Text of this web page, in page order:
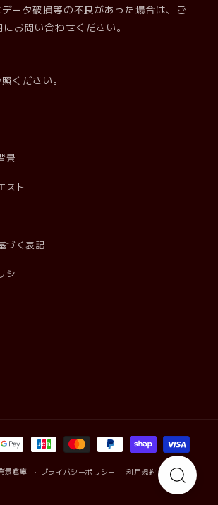
ータ破損等の不良があった場合は、ご
お問い合わせください。
ください。
景
スト
づく表記
シー
景倉庫 プライバシーポリシー 利用規約